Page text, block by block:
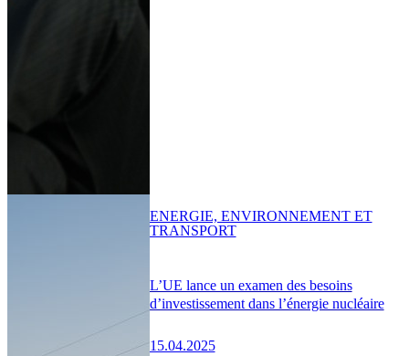
L’UE lance un examen des besoins
d’investissement dans l’énergie nucléaire
15.04.2025
ENERGIE, ENVIRONNEMENT ET
TRANSPORT